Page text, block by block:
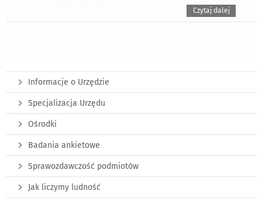
Czytaj dalej
Informacje o Urzędzie
Specjalizacja Urzędu
Ośrodki
Badania ankietowe
Sprawozdawczość podmiotów
Jak liczymy ludność